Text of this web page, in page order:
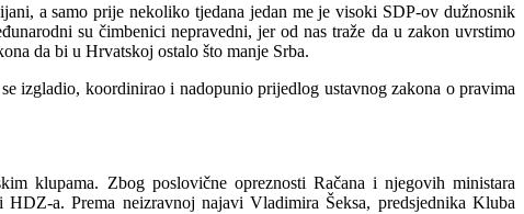
a samo prije nekoliko tjedana jedan me je visoki SDP-ov dužnosnik
su čimbenici nepravedni, jer od nas traže da u zakon uvrstimo
da bi u Hrvatskoj ostalo što manje Srba.
izgladio, koordinirao i nadopunio prijedlog ustavnog zakona o pravima
klupama. Zbog poslovične opreznosti Račana i njegovih ministara
HDZ-a. Prema neizravnoj najavi Vladimira Šeksa, predsjednika Kluba